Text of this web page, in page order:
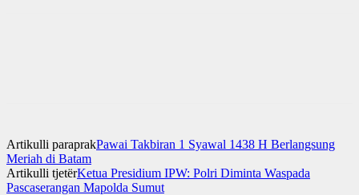
Artikulli paraprakPawai Takbiran 1 Syawal 1438 H Berlangsung
Meriah di Batam
Artikulli tjetërKetua Presidium IPW: Polri Diminta Waspada
Pascaserangan Mapolda Sumut